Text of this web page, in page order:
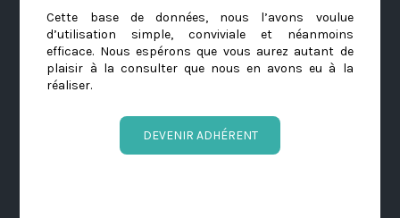
Cette base de données, nous l’avons voulue
d’utilisation simple, conviviale et néanmoins
efficace. Nous espérons que vous aurez autant de
plaisir à la consulter que nous en avons eu à la
réaliser.
DEVENIR ADHÉRENT